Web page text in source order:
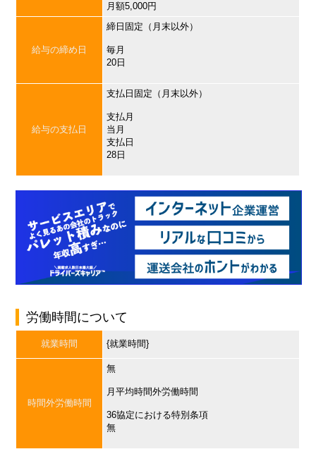
月額5,000円
給与の締め日
締日固定（月末以外）
毎月
20日
給与の支払日
支払日固定（月末以外）
支払月
当月
支払日
28日
労働時間について
就業時間 {就業時間}
時間外労働時間
無
月平均時間外労働時間
36協定における特別条項
無